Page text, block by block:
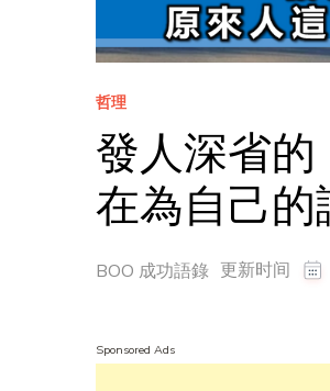
哲理
發人深省
在為自己的
BOO 成功語錄 更新时间
Sponsored Ads